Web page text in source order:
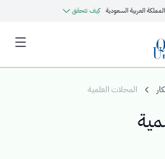
العربية السعودية كيف تتحقق
المجلات العلمية